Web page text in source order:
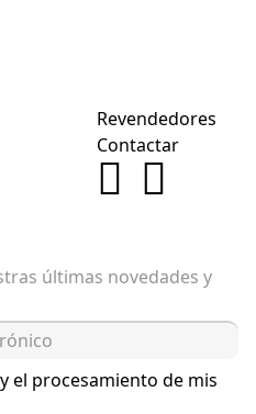
Revendedores
Contactar
últimas novedades y
el procesamiento de mis